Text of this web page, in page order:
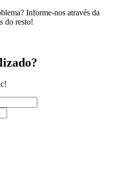
Informe-nos através da
do resto!